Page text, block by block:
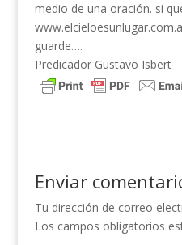
medio de una oración. si
guarde….
Predicador Gustavo Isbert
Enviar
Tu dirección de correo
Los campos obligatorios